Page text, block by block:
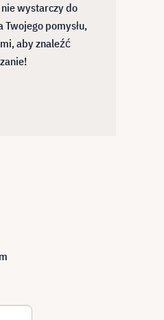
wystarczy do
pomysłu,
aby znaleźć